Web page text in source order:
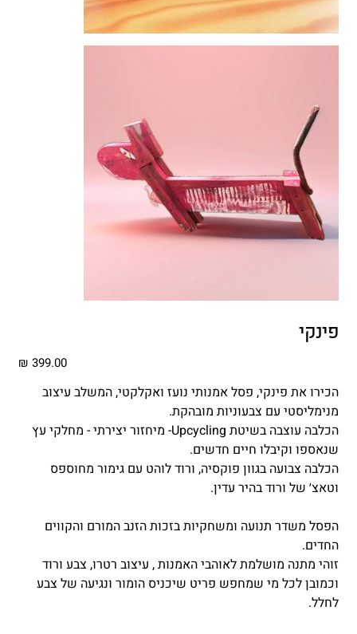
פינקי
מחיר
הכירו את פינקי, פסל אמנותי נועז ואקלקטי, המשלב עיצוב
מנימליסטי עם צבעוניות מובהקת.
הכלבה עוצבה בשיטת Upcycling- מיחזור יצירתי - מחלקי עץ
שנאספו וקיבלו חיים חדשים.
הכלבה צבועה בגוון פוקסיה, ורוד לוהט עם גימור מחוספס
וטאצ׳ של ורוד בהיר עדין.
הפסל משדר תנועה ומשחקיות בזכות הזנב המורם והקווים
החדים.
זוהי מתנה מושלמת לאוהבי האמנות , עיצוב רטרו, צבע ורוד
וכמובן לכל מי שמחפש פריט שיכניס הומור ונגיעה של צבע
לחלל.